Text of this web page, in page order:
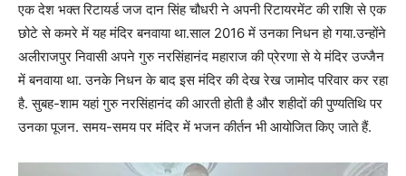
एक देश भक्त रिटायर्ड जज दान सिंह चौधरी ने अपनी रिटायरमेंट की राशि से एक
छोटे से कमरे में यह मंदिर बनवाया था.साल 2016 में उनका निधन हो गया.उन्होंने
अलीराजपुर निवासी अपने गुरु नरसिंहानंद महाराज की प्रेरणा से ये मंदिर उज्जैन
में बनवाया था. उनके निधन के बाद इस मंदिर की देख रेख जामोद परिवार कर रहा
है. सुबह-शाम यहां गुरु नरसिंहानंद की आरती होती है और शहीदों की पुण्यतिथि पर
उनका पूजन. समय-समय पर मंदिर में भजन कीर्तन भी आयोजित किए जाते हैं.